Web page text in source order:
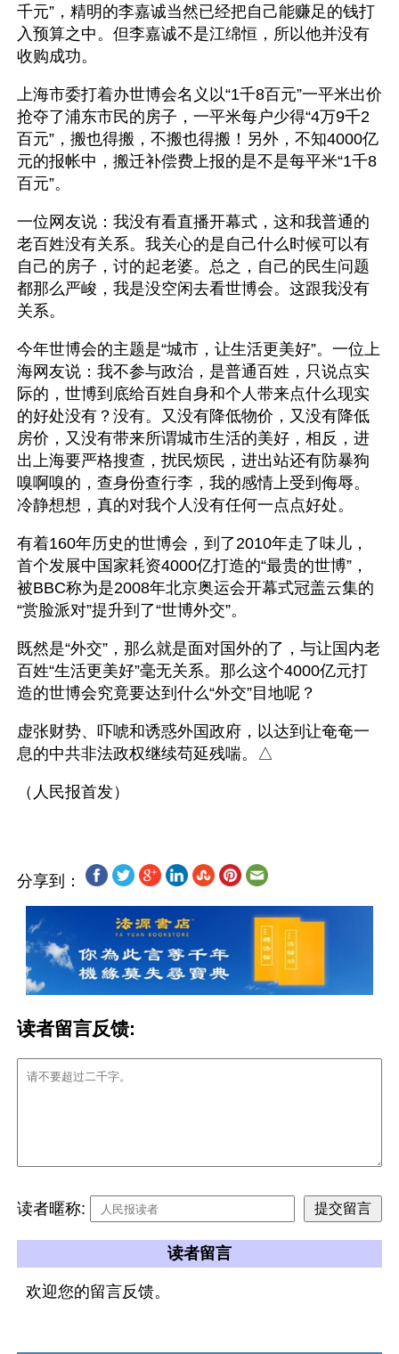
千元”，精明的李嘉诚当然已经把自己能赚足的钱打
入预算之中。但李嘉诚不是江绵恒，所以他并没有
收购成功。
上海市委打着办世博会名义以“1千8百元”一平米出价
抢夺了浦东市民的房子，一平米每户少得“4万9千2
百元”，搬也得搬，不搬也得搬！另外，不知4000亿
元的报帐中，搬迁补偿费上报的是不是每平米“1千8
百元”。
一位网友说：我没有看直播开幕式，这和我普通的
老百姓没有关系。我关心的是自己什么时候可以有
自己的房子，讨的起老婆。总之，自己的民生问题
都那么严峻，我是没空闲去看世博会。这跟我没有
关系。
今年世博会的主题是“城市，让生活更美好”。一位上
海网友说：我不参与政治，是普通百姓，只说点实
际的，世博到底给百姓自身和个人带来点什么现实
的好处没有？没有。又没有降低物价，又没有降低
房价，又没有带来所谓城市生活的美好，相反，进
出上海要严格搜查，扰民烦民，进出站还有防暴狗
嗅啊嗅的，查身份查行李，我的感情上受到侮辱。
冷静想想，真的对我个人没有任何一点点好处。
有着160年历史的世博会，到了2010年走了味儿，
首个发展中国家耗资4000亿打造的“最贵的世博”，
被BBC称为是2008年北京奥运会开幕式冠盖云集的
“赏脸派对”提升到了“世博外交”。
既然是“外交”，那么就是面对国外的了，与让国内老
百姓“生活更美好”毫无关系。那么这个4000亿元打
造的世博会究竟要达到什么“外交”目地呢？
虚张财势、吓唬和诱惑外国政府，以达到让奄奄一
息的中共非法政权继续苟延残喘。△
分享到：
读者留言反馈:
读者暱称:
读者留言
欢迎您的留言反馈。